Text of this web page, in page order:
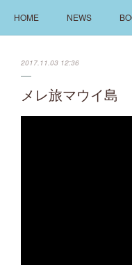
HOME NEWS
2017.11.03 12:36
メレ旅マウイ島